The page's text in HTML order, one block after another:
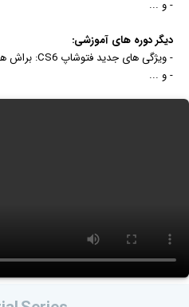
- و ...
دیگر دوره های آموزشی:
- ویژگی های جدید فتوشاپ CS6: براش ها
- و ...